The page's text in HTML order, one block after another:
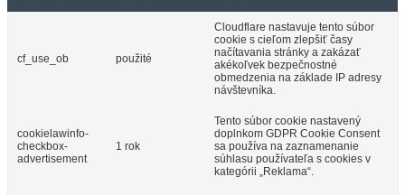
cf_use_ob použité
Cloudflare nastavuje tento súbor
cookie s cieľom zlepšiť časy
načítavania stránky a zakázať
akékoľvek bezpečnostné
obmedzenia na základe IP adresy
návštevníka.
cookielawinfo-
checkbox-
advertisement
1 rok
Tento súbor cookie nastavený
doplnkom GDPR Cookie Consent
sa používa na zaznamenanie
súhlasu používateľa s cookies v
kategórii „Reklama“.